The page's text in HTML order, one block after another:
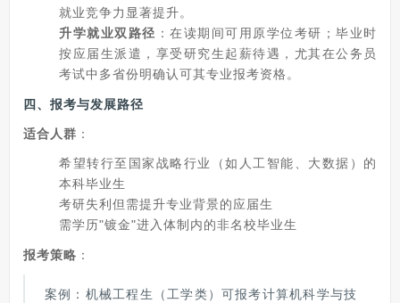
就业竞争力显著提升。
升学就业双路径 ：在读期间可用原学位考研；毕业时
按应届生派遣，享受研究生起薪待遇，尤其在公务员
考试中多省份明确认可其专业报考资格。
四、报考与发展路径
适合人群 ：
希望转行至国家战略行业（如人工智能、大数据）的
本科毕业生
考研失利但需提升专业背景的应届生
需学历"镀金"进入体制内的非名校毕业生
报考策略 ：
案例：机械工程生（工学类）可报考计算机科学与技